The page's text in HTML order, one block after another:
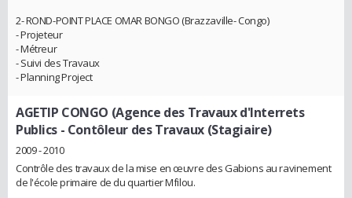
2- ROND-POINT PLACE OMAR BONGO (Brazzaville- Congo)
- Projeteur
- Métreur
- Suivi des Travaux
- Planning Project
AGETIP CONGO (Agence des Travaux d'Interrets
Publics - Contôleur des Travaux (Stagiaire)
2009 - 2010
Contrôle des travaux de la mise en œuvre des Gabions au ravinement
de l'école primaire de du quartier Mfilou.